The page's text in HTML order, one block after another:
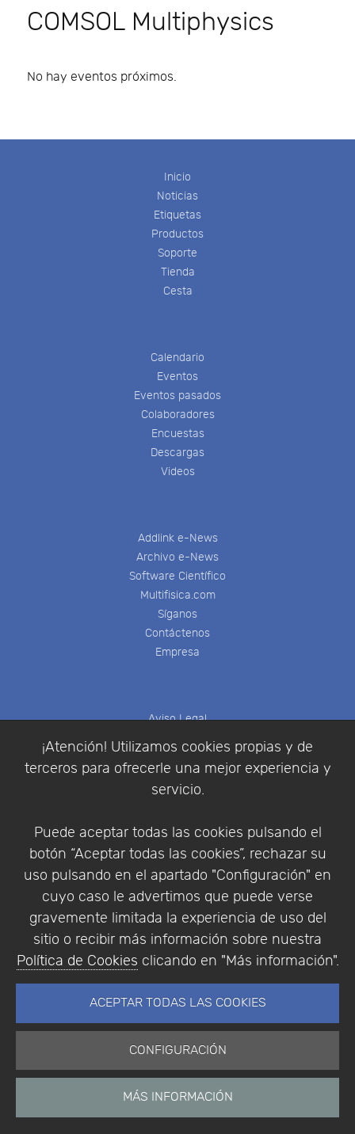
¡Atención! Utilizamos cookies propias y de
terceros para ofrecerle una mejor experiencia y
servicio.
Puede aceptar todas las cookies pulsando el
botón “Aceptar todas las cookies”, rechazar su
uso pulsando en el apartado "Configuración" en
cuyo caso le advertimos que puede verse
gravemente limitada la experiencia de uso del
sitio o recibir más información sobre nuestra
Política de Cookies clicando en "Más información".
ACEPTAR TODAS LAS COOKIES
CONFIGURACIÓN
MÁS INFORMACIÓN
COMSOL Multiphysics
No hay eventos próximos.
Inicio
Noticias
Etiquetas
Productos
Soporte
Tienda
Cesta
Calendario
Eventos
Eventos pasados
Colaboradores
Encuestas
Descargas
Videos
Addlink e-News
Archivo e-News
Software Científico
Multifisica.com
Síganos
Contáctenos
Empresa
Aviso Legal
Condiciones de compra
Identificarse
Empresa|Aviso Legal| Política de Privacidad |
Política de Cookies
© Copyright 1994 - 2026. Addlink Software
Científico, S.L.
Portugal.